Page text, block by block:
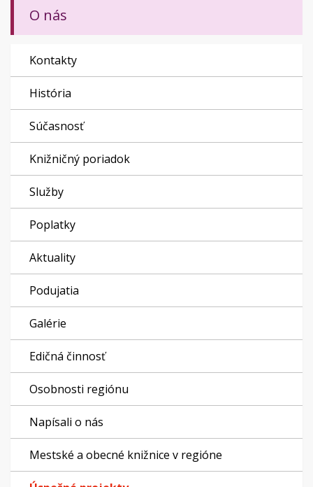
O nás
Kontakty
História
Súčasnosť
Knižničný poriadok
Služby
Poplatky
Aktuality
Podujatia
Galérie
Edičná činnosť
Osobnosti regiónu
Napísali o nás
Mestské a obecné knižnice v regióne